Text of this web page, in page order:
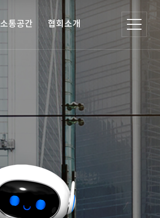
소통공간 협회소개